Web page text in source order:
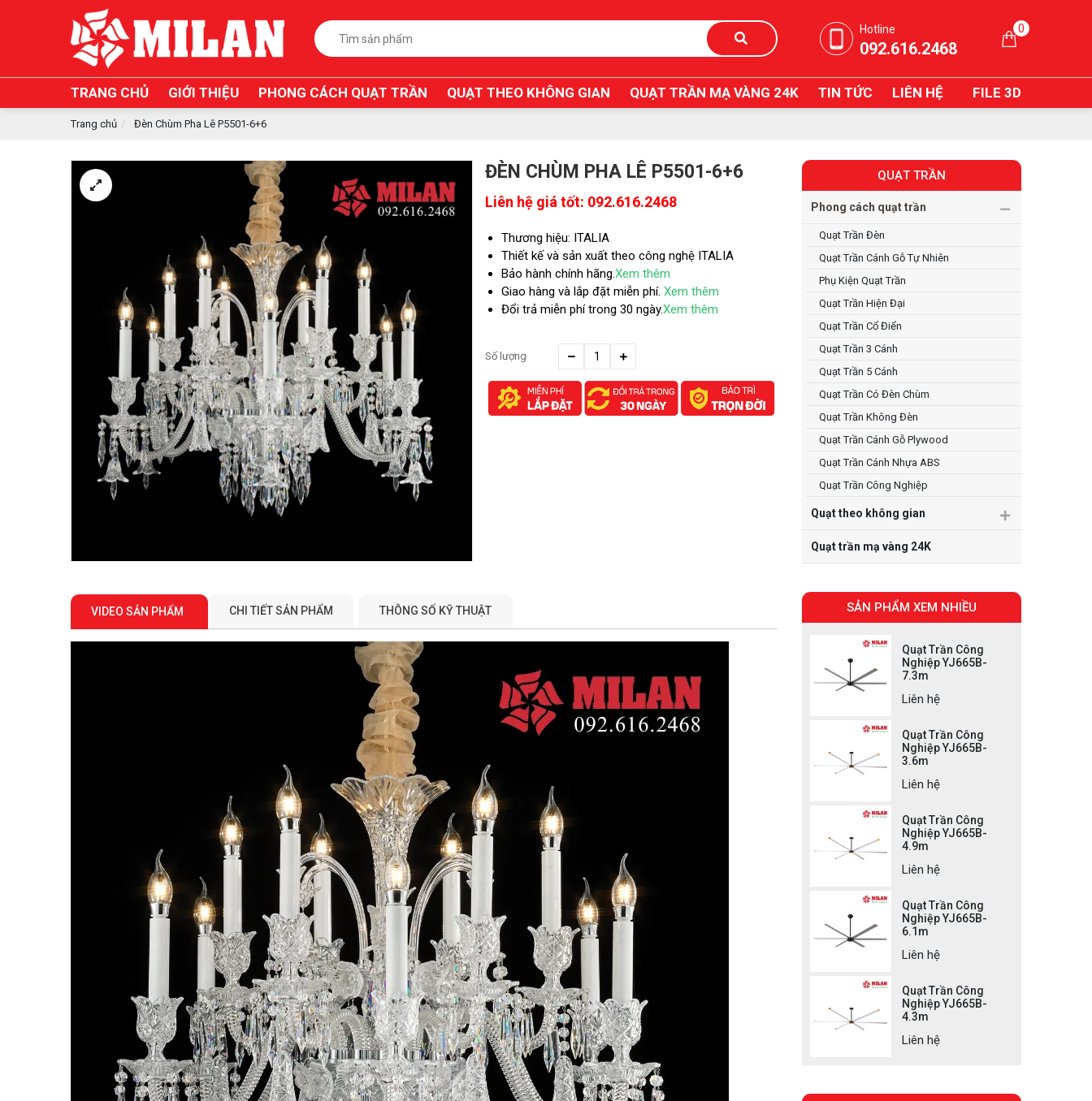
Hotline
092.616.2468
0
TRANG CHỦ GIỚI THIỆU PHONG CÁCH QUẠT TRẦN QUẠT THEO KHÔNG GIAN QUẠT TRẦN MẠ VÀNG 24K TIN TỨC LIÊN HỆ FILE 3D
Trang chủ Đèn Chùm Pha Lê P5501-6+6
ĐÈN CHÙM PHA LÊ P5501-6+6
Liên hệ giá tốt: 092.616.2468
Thương hiệu: ITALIA
Thiết kế và sản xuất theo công nghệ ITALIA
Bảo hành chính hãng.Xem thêm
Giao hàng và lắp đặt miễn phí. Xem thêm
Đổi trả miễn phí trong 30 ngày.Xem thêm
Số lượng
VIDEO SẢN PHẨM CHI TIẾT SẢN PHẨM THÔNG SỐ KỸ THUẬT
QUẠT TRẦN
Phong cách quạt trần
Quạt Trần Đèn
Quạt Trần Cánh Gỗ Tự Nhiên
Phụ Kiện Quạt Trần
Quạt Trần Hiện Đại
Quạt Trần Cổ Điển
Quạt Trần 3 Cánh
Quạt Trần 5 Cánh
Quạt Trần Có Đèn Chùm
Quạt Trần Không Đèn
Quạt Trần Cánh Gỗ Plywood
Quạt Trần Cánh Nhựa ABS
Quạt Trần Công Nghiệp
Quạt theo không gian
Quạt trần mạ vàng 24K
SẢN PHẨM XEM NHIỀU
Quạt Trần Công
Nghiệp YJ665B-
7.3m
Liên hệ
Quạt Trần Công
Nghiệp YJ665B-
3.6m
Liên hệ
Quạt Trần Công
Nghiệp YJ665B-
4.9m
Liên hệ
Quạt Trần Công
Nghiệp YJ665B-
6.1m
Liên hệ
Quạt Trần Công
Nghiệp YJ665B-
4.3m
Liên hệ